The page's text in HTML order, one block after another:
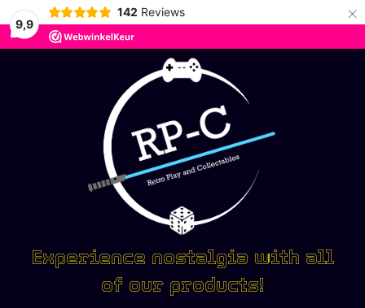
9,9
142 Reviews ×
Experience nostalgia with all
of our products!